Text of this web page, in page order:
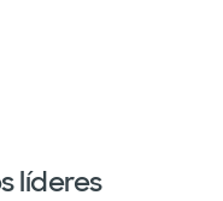
líderes